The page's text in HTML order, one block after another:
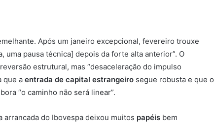
Após um janeiro excepcional, fevereiro trouxe
uma pausa técnica] depois da forte alta anterior”. O
estrutural, mas “desaceleração do impulso
que a entrada de capital estrangeiro segue robusta e que o
“o caminho não será linear”.
arrancada do Ibovespa deixou muitos papéis bem